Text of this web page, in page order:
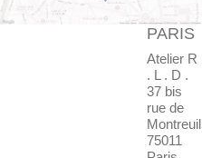
PARIS
Atelier R
. L . D .
37 bis
rue de
Montreuil
75011